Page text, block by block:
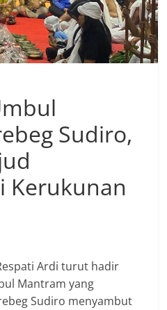
Sudiro,
Kerukunan
Ardi turut hadir
Mantram yang
Sudiro menyambut